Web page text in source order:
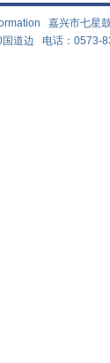
嘉兴市七
国道边 电话：